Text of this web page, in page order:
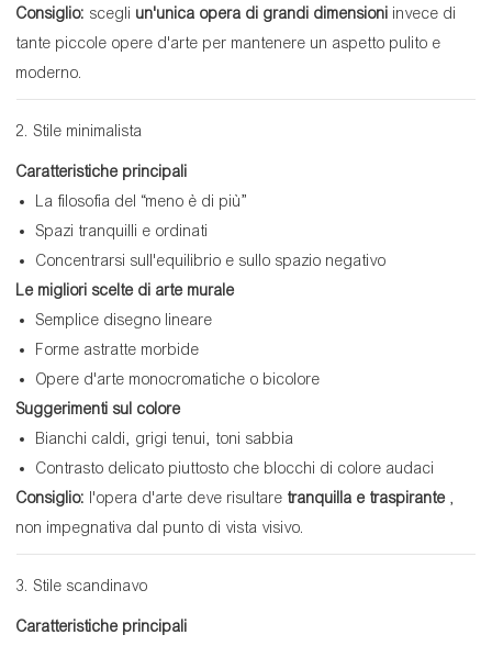
Consiglio: scegli un'unica opera di grandi dimensioni invece di
tante piccole opere d'arte per mantenere un aspetto pulito e
moderno.
2. Stile minimalista
Caratteristiche principali
La filosofia del “meno è di più”
Spazi tranquilli e ordinati
Concentrarsi sull'equilibrio e sullo spazio negativo
Le migliori scelte di arte murale
Semplice disegno lineare
Forme astratte morbide
Opere d'arte monocromatiche o bicolore
Suggerimenti sul colore
Bianchi caldi, grigi tenui, toni sabbia
Contrasto delicato piuttosto che blocchi di colore audaci
Consiglio: l'opera d'arte deve risultare tranquilla e traspirante ,
non impegnativa dal punto di vista visivo.
3. Stile scandinavo
Caratteristiche principali